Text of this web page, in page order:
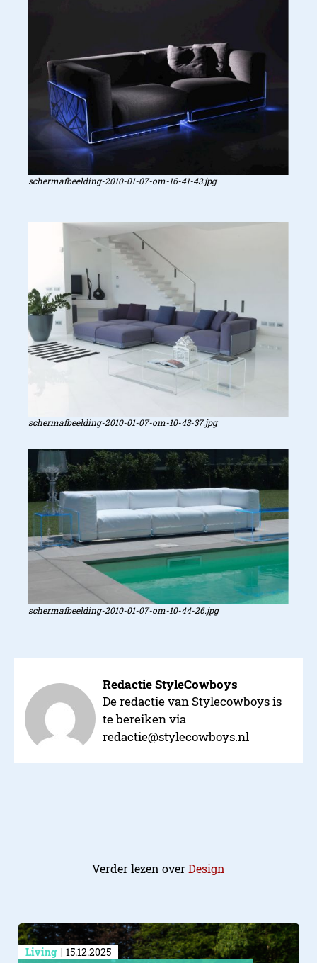
schermafbeelding-2010-01-07-om-16-41-43.jpg
schermafbeelding-2010-01-07-om-10-43-37.jpg
schermafbeelding-2010-01-07-om-10-44-26.jpg
Redactie StyleCowboys
De redactie van Stylecowboys is
te bereiken via
redactie@stylecowboys.nl
Verder lezen overDesign
Living 15.12.2025